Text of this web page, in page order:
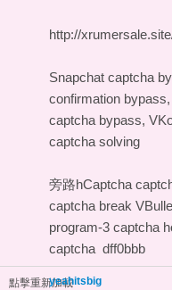
http://
Snapchat captcha
confirmation
captcha bypass,
captcha solving
旁路hCaptcha
captcha break
program-3 captcha
captcha dff0bbb
點擊重新加載yeahitsbig